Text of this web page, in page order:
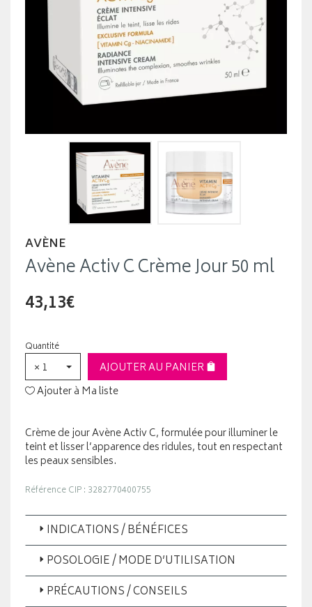
AVÈNE
Avène Activ C Crème Jour 50 ml
43,13€
Quantité
× 1
AJOUTER AU PANIER
Ajouter à Ma liste
Crème de jour Avène Activ C, formulée pour illuminer le
teint et lisser l’apparence des ridules, tout en respectant
les peaux sensibles.
Référence CIP : 3282770400755
INDICATIONS / BÉNÉFICES
POSOLOGIE / MODE D’UTILISATION
PRÉCAUTIONS / CONSEILS